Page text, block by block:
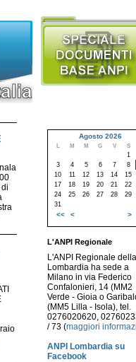
Agosto 2026
L M M G V S
1
3
4 5 6 7 8
10
11 12 13 14 15
17
18 19 20 21 22
24
25 26 27 28 29
31
<< < >
L'ANPI Regionale
L'ANPI Regionale della
Lombardia ha sede a
Milano in via Federico
Confalonieri, 14 (MM2
Verde - Gioia o
(MM5 Lilla - Isola), tel.
0276020620,
/ 73 (maggiori
ANPI Lombardia su
Facebook